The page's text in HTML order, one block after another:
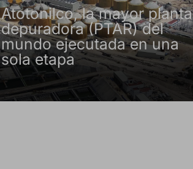
Atotonilco, la mayor planta
depuradora (PTAR) del
mundo ejecutada en una
sola etapa